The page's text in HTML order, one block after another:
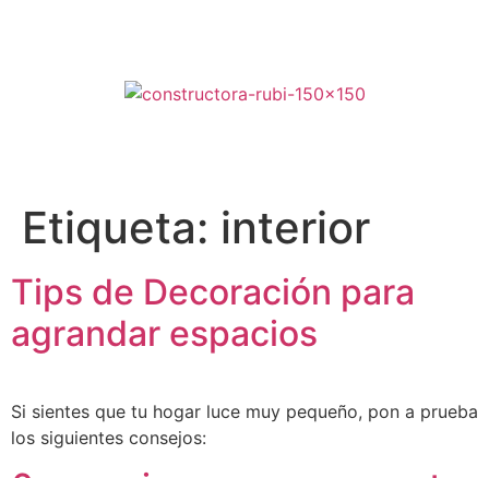
Etiqueta: interior
Tips de Decoración para
agrandar espacios
Si sientes que tu hogar luce muy pequeño, pon a prueba
los siguientes consejos: